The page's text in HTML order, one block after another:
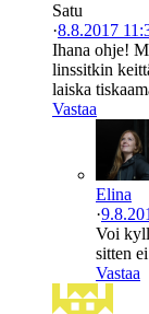
Satu
·8.8.2017
Ihana ohje!
linssitkin
laiska
Vastaa
Elina
·
Voi
sitten
Vastaa